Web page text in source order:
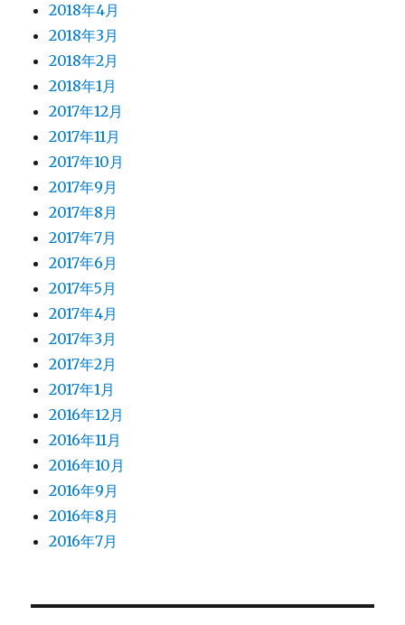
2018年4月
2018年3月
2018年2月
2018年1月
2017年12月
2017年11月
2017年10月
2017年9月
2017年8月
2017年7月
2017年6月
2017年5月
2017年4月
2017年3月
2017年2月
2017年1月
2016年12月
2016年11月
2016年10月
2016年9月
2016年8月
2016年7月